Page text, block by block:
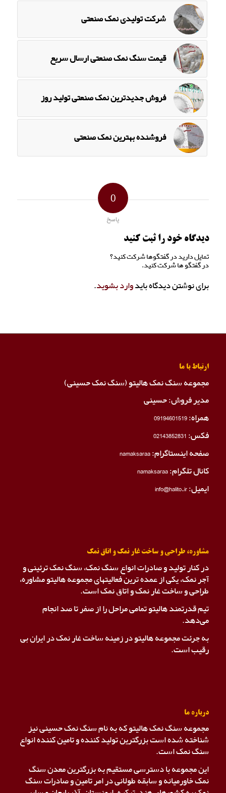
شرکت تولیدی نمک صنعتی
قیمت سنگ نمک صنعتی ارسال سریع
فروش جدیدترین نمک صنعتی تولید روز
فروشنده بهترین نمک صنعتی
0
پاسخ
دیدگاه خود را ثبت کنید
تمایل دارید در گفتگوها شرکت کنید؟
در گفتگو ها شرکت کنید.
برای نوشتن دیدگاه بایدوارد بشوید.
ارتباط با ما
مجموعه سنگ نمک هالیتو (سنگ نمک حسینی)
مدیر فروش: حسینی
همراه:09194601519
فکس:02143852831
صفحه اینستاگرام:namaksaraa
کانال تلگرام:namaksaraa
ایمیل: info@halito.ir
مشاوره، طراحی و ساخت غار نمک و اتاق نمک
در کنار تولید و صادرات انواع سنگ نمک، سنگ نمک ترئینی و
آجر نمک، یکی از عمده ترین فعالیتهای مجموعه هالیتو مشاوره،
طراحی و ساخت غار نمک و اتاق نمک است.
تیم قدرتمند هالیتو تمامی مراحل را از صفر تا صد انجام
می‌دهد.
به جرئت مجموعه هالیتو در زمینه ساخت غار نمک در ایران بی
رقیب است.
درباره ما
مجموعه سنگ نمک هالیتو که به نام سنگ نمک حسینی نیز
شناخته شده است بزرگترین تولید کننده و تامین کننده انواع
سنگ نمک است.
این مجموعه با دسترسی مستقیم به بزرگترین معدن سنگ
نمک خاورمیانه و سابقه طولانی در امر تامین و صادرات سنگ